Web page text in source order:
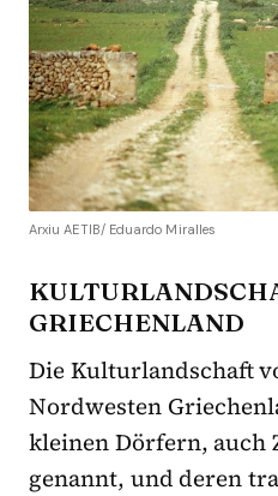
Arxiu AETIB/ Eduardo Miralles
GRIECHENLAND
Die Kulturlandschaft
Nordwesten
kleinen Dörfern, auch
genannt, und deren